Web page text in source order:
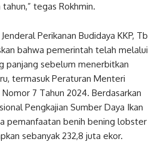
tegas Rokhmin.
Perikanan Budidaya KKP, Tb
bahwa pemerintah telah melalui
panjang sebelum menerbitkan
termasuk Peraturan Menteri
7 Tahun 2024. Berdasarkan
Pengkajian Sumber Daya Ikan
pemanfaatan benih bening lobster
sebanyak 232,8 juta ekor.